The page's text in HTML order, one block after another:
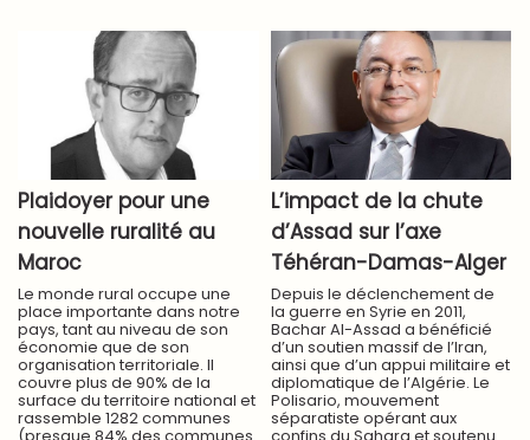
Plaidoyer pour une
nouvelle ruralité au
Maroc
Le monde rural occupe une
place importante dans notre
pays, tant au niveau de son
économie que de son
organisation territoriale. Il
couvre plus de 90% de la
surface du territoire national et
rassemble 1282 communes
L’impact de la chute
d’Assad sur l’axe
Téhéran-Damas-Alger
Depuis le déclenchement de
la guerre en Syrie en 2011,
Bachar Al-Assad a bénéficié
d’un soutien massif de l’Iran,
ainsi que d’un appui militaire et
diplomatique de l’Algérie. Le
Polisario, mouvement
séparatiste opérant aux